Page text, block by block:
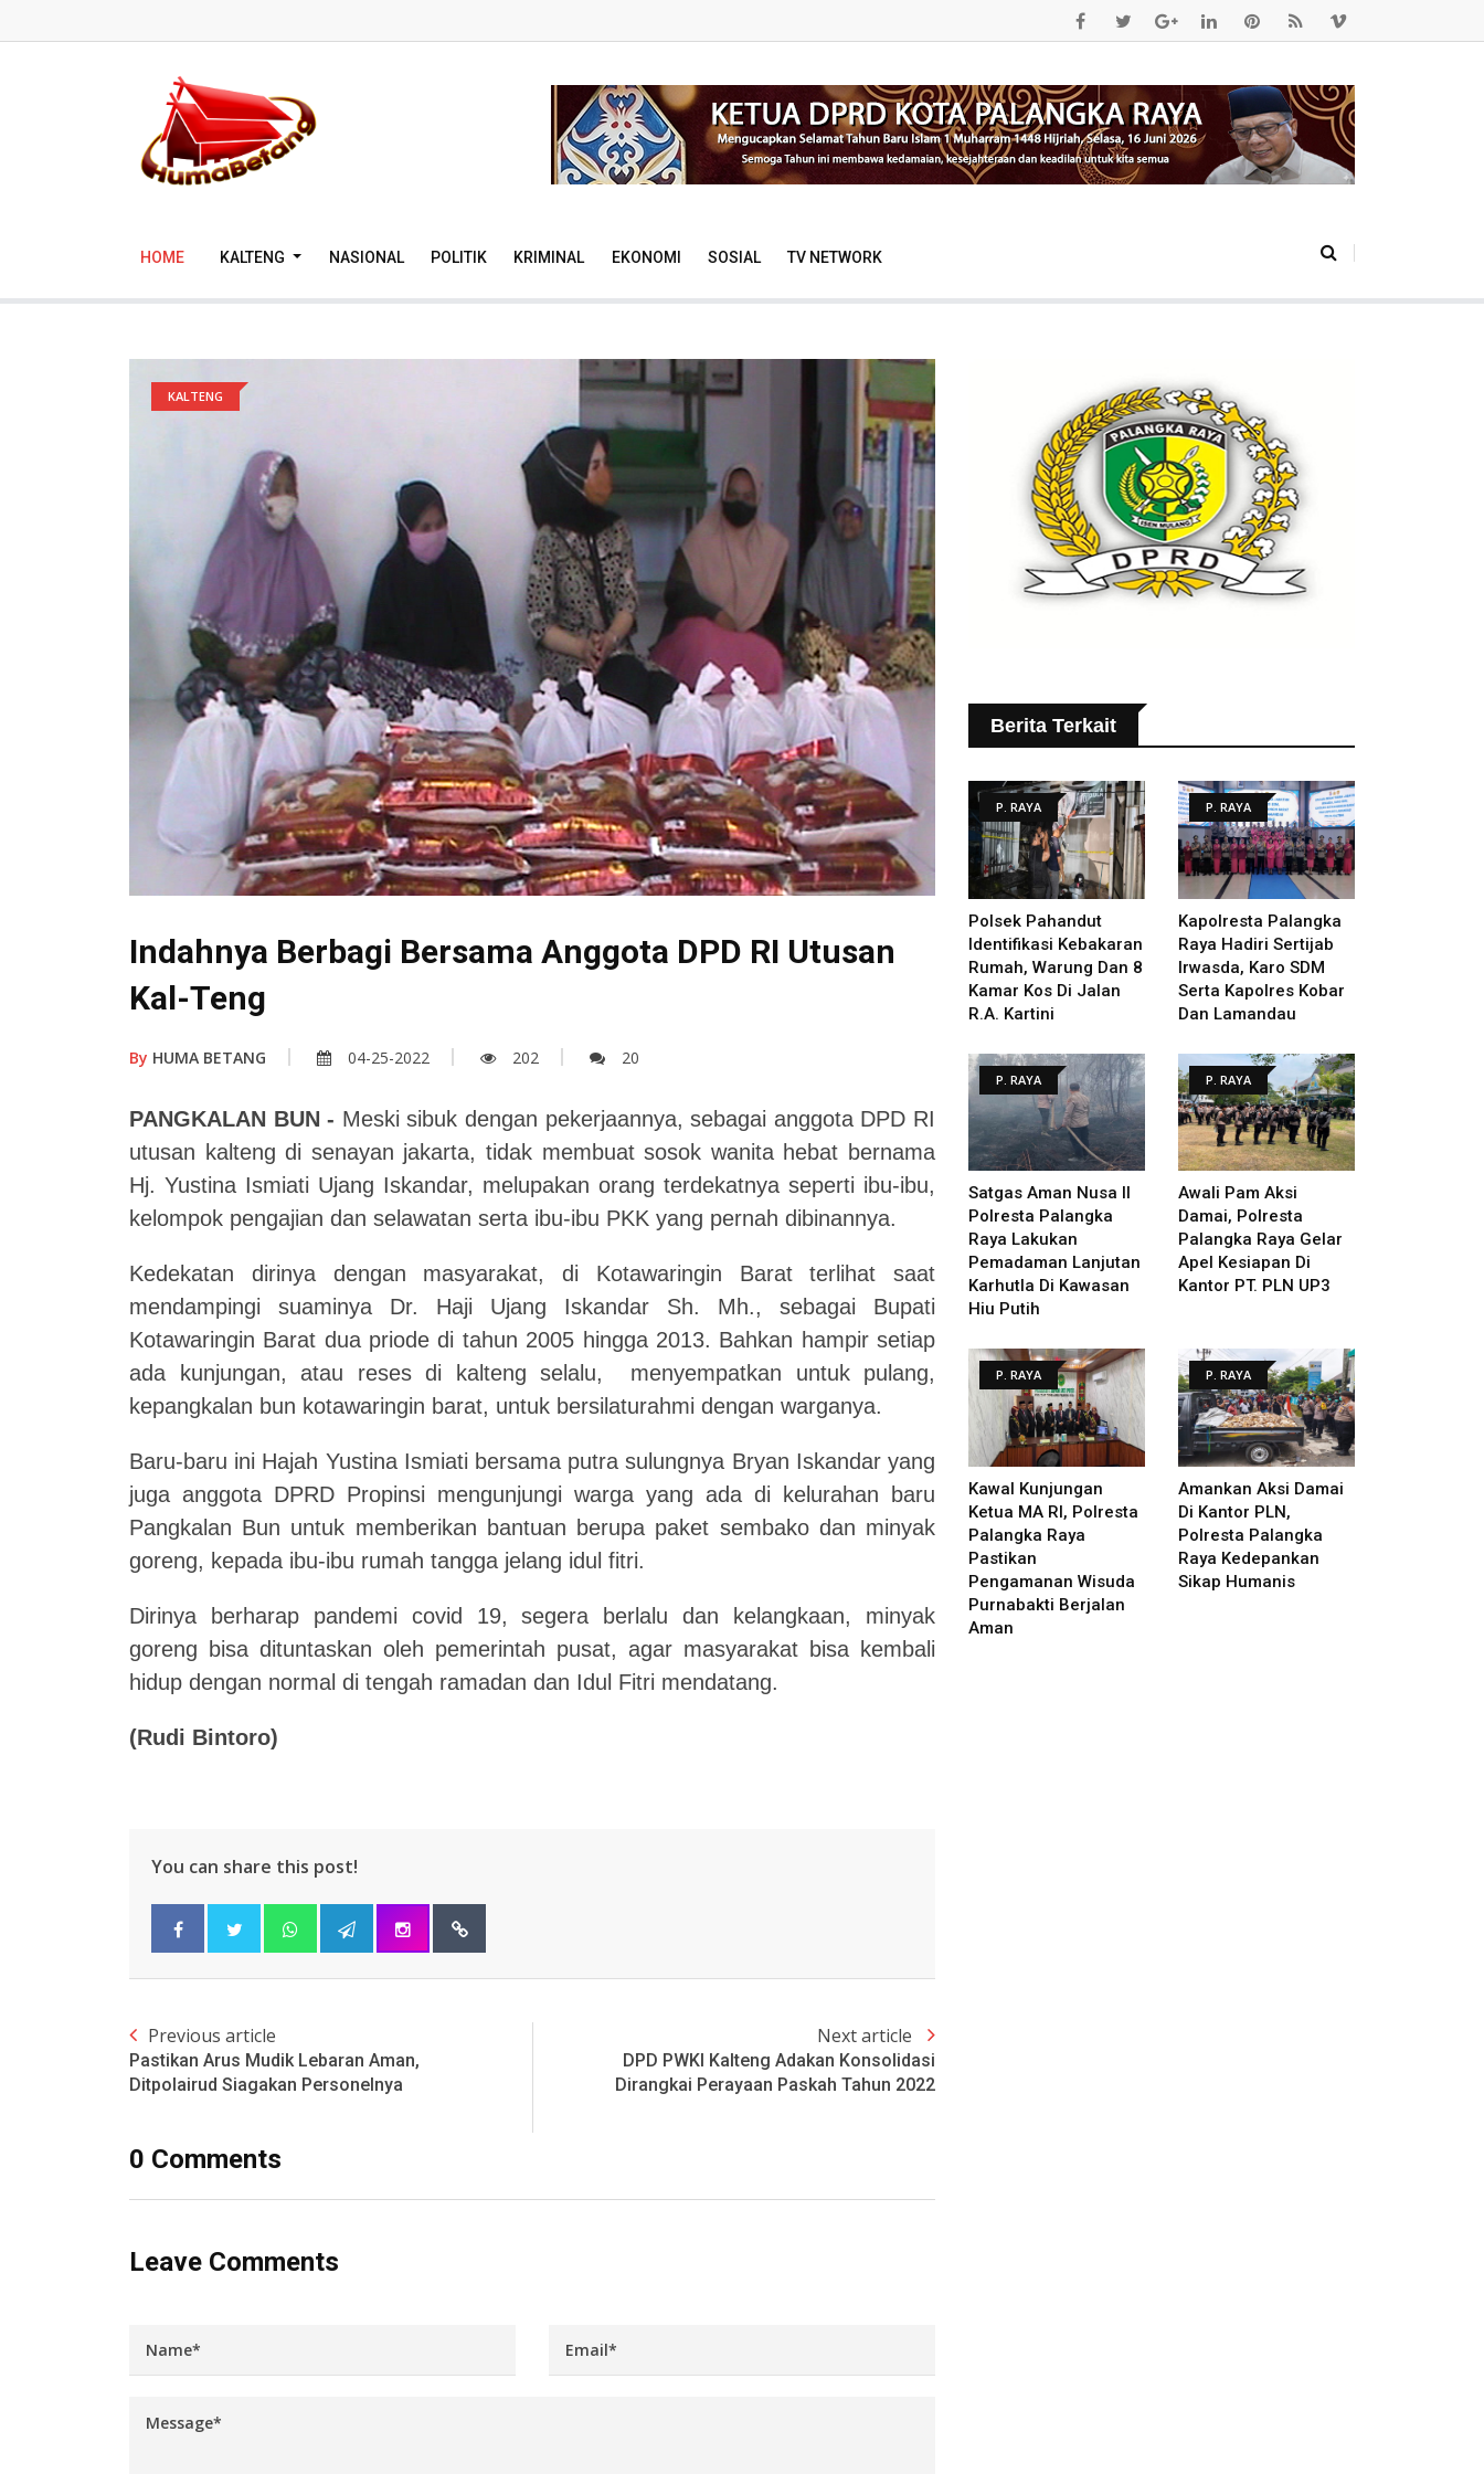
HOME KALTENG NASIONAL POLITIK KRIMINAL EKONOMI SOSIAL TV NETWORK
KALTENG
Indahnya Berbagi Bersama Anggota DPD RI Utusan
Kal-Teng
By HUMA BETANG 04-25-2022 202 20
PANGKALAN BUN - Meski sibuk dengan pekerjaannya, sebagai anggota DPD RI
utusan kalteng di senayan jakarta, tidak membuat sosok wanita hebat bernama
Hj. Yustina Ismiati Ujang Iskandar, melupakan orang terdekatnya seperti ibu-ibu,
kelompok pengajian dan selawatan serta ibu-ibu PKK yang pernah dibinannya.
Kedekatan dirinya dengan masyarakat, di Kotawaringin Barat terlihat saat
mendampingi suaminya Dr. Haji Ujang Iskandar Sh. Mh., sebagai Bupati
Kotawaringin Barat dua priode di tahun 2005 hingga 2013. Bahkan hampir setiap
ada kunjungan, atau reses di kalteng selalu, menyempatkan untuk pulang,
kepangkalan bun kotawaringin barat, untuk bersilaturahmi dengan warganya.
Baru-baru ini Hajah Yustina Ismiati bersama putra sulungnya Bryan Iskandar yang
juga anggota DPRD Propinsi mengunjungi warga yang ada di kelurahan baru
Pangkalan Bun untuk memberikan bantuan berupa paket sembako dan minyak
goreng, kepada ibu-ibu rumah tangga jelang idul fitri.
Dirinya berharap pandemi covid 19, segera berlalu dan kelangkaan, minyak
goreng bisa dituntaskan oleh pemerintah pusat, agar masyarakat bisa kembali
hidup dengan normal di tengah ramadan dan Idul Fitri mendatang.
(Rudi Bintoro)
You can share this post!
Previous article
Pastikan Arus Mudik Lebaran Aman,
Ditpolairud Siagakan Personelnya
Next article
DPD PWKI Kalteng Adakan Konsolidasi
Dirangkai Perayaan Paskah Tahun 2022
0 Comments
Leave Comments
Berita Terkait
P. RAYA
Polsek Pahandut
Identifikasi Kebakaran
Rumah, Warung Dan 8
Kamar Kos Di Jalan
R.A. Kartini
P. RAYA
Kapolresta Palangka
Raya Hadiri Sertijab
Irwasda, Karo SDM
Serta Kapolres Kobar
Dan Lamandau
P. RAYA
Satgas Aman Nusa II
Polresta Palangka
Raya Lakukan
Pemadaman Lanjutan
Karhutla Di Kawasan
Hiu Putih
P. RAYA
Awali Pam Aksi
Damai, Polresta
Palangka Raya Gelar
Apel Kesiapan Di
Kantor PT. PLN UP3
P. RAYA
Kawal Kunjungan
Ketua MA RI, Polresta
Palangka Raya
Pastikan
Pengamanan Wisuda
Purnabakti Berjalan
Aman
P. RAYA
Amankan Aksi Damai
Di Kantor PLN,
Polresta Palangka
Raya Kedepankan
Sikap Humanis